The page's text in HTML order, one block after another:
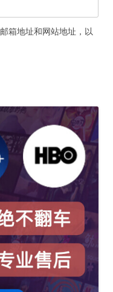
箱地址和网站地址，以